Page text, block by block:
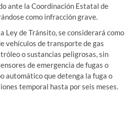
ante la Coordinación Estatal de
como infracción grave.
Ley de Tránsito, se considerará como
vehículos de transporte de gas
o sustancias peligrosas, sin
de emergencia de fugas o
automático que detenga la fuga o
temporal hasta por seis meses.